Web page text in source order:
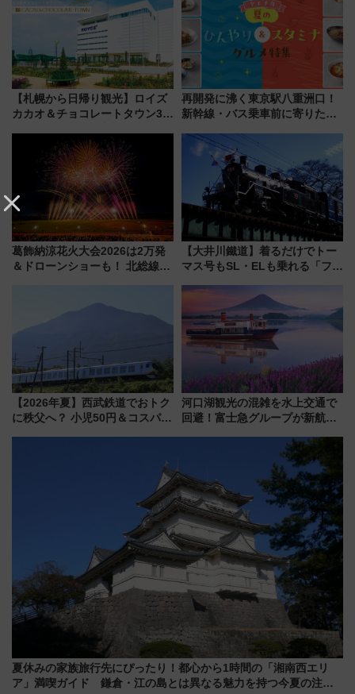
解説！
【札幌から日帰り観光】ロイズ
カカオ＆チョコレートタウン3周
詰め放題を開催、ロイズタウン
駅からのアクセスも
再開発に沸く東京駅八重洲口！
新幹線・バス乗車前に寄りたい
やり＆スタミナグルメ」6選【新
店舗も！】
葛飾納涼花火大会2026は2万発
＆ドローンショーも！ 北総線を
【大井川鐵道】着るだけでトー
マス号もSL・ELも乗れる「フリ
【2026年夏】西武鉄道でおトク
に秩父へ？ 小児50円＆コスパ最
河口湖観光の混雑を水上交通で
回避！富士急グループが新航路
夏休みの家族旅行先にぴったり！都心から1時間の「湘南西エリ
ア」満喫ガイド 鎌倉・江の島とは異なる魅力を持つ今夏の注目